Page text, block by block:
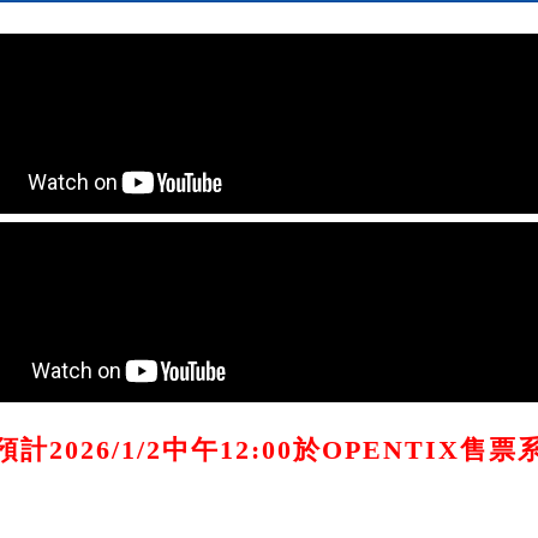
計2026/1/2中午12:00於OPENTIX售票